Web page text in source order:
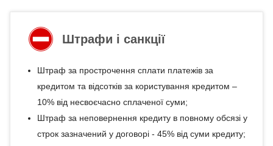
Штрафи і санкції
Штраф за прострочення сплати платежів за
кредитом та відсотків за користування кредитом –
10% від несвоєчасно сплаченої суми;
Штраф за неповернення кредиту в повному обсязі у
строк зазначений у договорі - 45% від суми кредиту;